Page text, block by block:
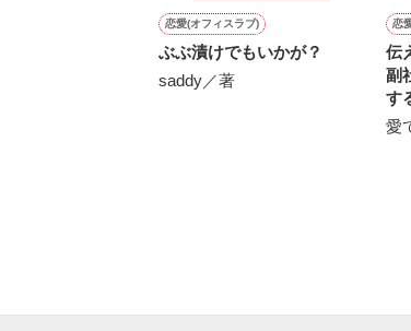
恋愛(オフィスラブ)
ぶぶ漬けでもいかが？
saddy／著
恋
伝
副
す
愛